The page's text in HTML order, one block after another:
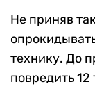
Не приняв
технику. До
повредить 12